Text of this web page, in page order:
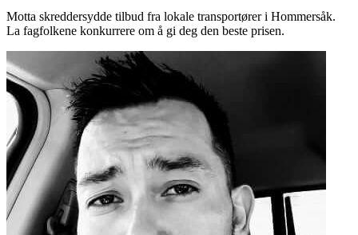
Motta skreddersydde tilbud fra lokale transportører i Hommersåk.
La fagfolkene konkurrere om å gi deg den beste prisen.